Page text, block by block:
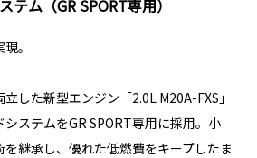
テム（GR SPORT専用）
。
した新型エンジン「2.0L M20A-FXS」
ステムをGR SPORT専用に採用。小
継承し、優れた低燃費をキープしたま